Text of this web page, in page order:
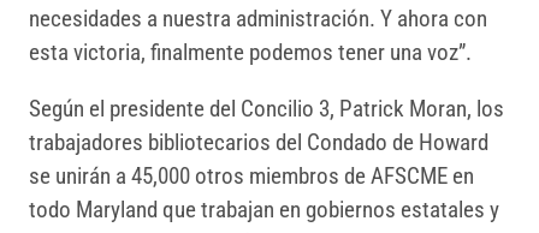
necesidades a nuestra administración. Y ahora con
esta victoria, finalmente podemos tener una voz”.
Según el presidente del Concilio 3, Patrick Moran, los
trabajadores bibliotecarios del Condado de Howard
se unirán a 45,000 otros miembros de AFSCME en
todo Maryland que trabajan en gobiernos estatales y